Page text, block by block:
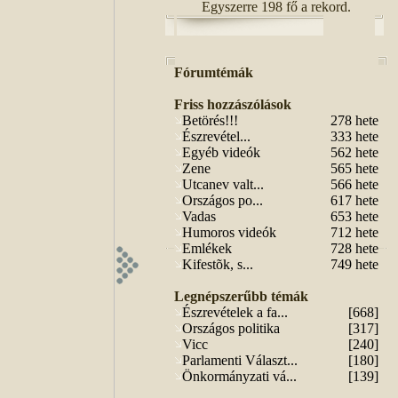
Egyszerre 198 fő a rekord.
Fórumtémák
Friss hozzászólások
Betörés!!!
278 hete
Észrevétel...
333 hete
Egyéb videók
562 hete
Zene
565 hete
Utcanev valt...
566 hete
Országos po...
617 hete
Vadas
653 hete
Humoros videók
712 hete
Emlékek
728 hete
Kifestõk, s...
749 hete
Legnépszerűbb témák
Észrevételek a fa...
[668]
Országos politika
[317]
Vicc
[240]
Parlamenti Választ...
[180]
Önkormányzati vá...
[139]